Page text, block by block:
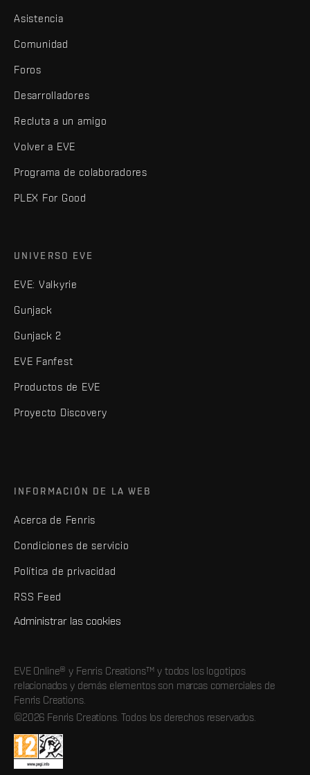
Asistencia
Comunidad
Foros
Desarrolladores
Recluta a un amigo
Volver a EVE
Programa de colaboradores
PLEX For Good
UNIVERSO EVE
EVE: Valkyrie
Gunjack
Gunjack 2
EVE Fanfest
Productos de EVE
Proyecto Discovery
INFORMACIÓN DE LA WEB
Acerca de Fenris
Condiciones de servicio
Política de privacidad
RSS Feed
Administrar las cookies
EVE Online® y Fenris Creations™ y todos los logotipos
relacionados y demás elementos son marcas comerciales de
Fenris Creations.
©2026 Fenris Creations. Todos los derechos reservados.